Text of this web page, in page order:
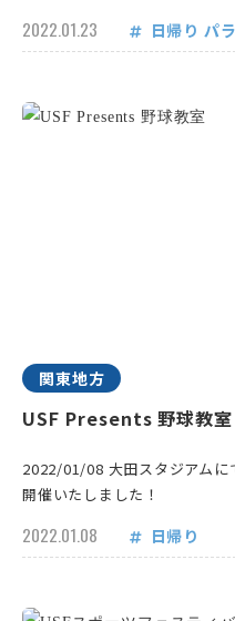
2022.01.23 日帰り パ
関東地方
USF Presents 野球教室
2022/01/08 大田スタジアム
開催いたしました！
2022.01.08 日帰り